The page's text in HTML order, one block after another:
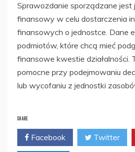
Sprawozdanie sporządzane jest
finansowy w celu dostarczenia
finansowych o jednostce. Dane
podmiotów, które chcą mieć
finansowe kwestie działalności.
pomocne przy podejmowaniu
lub wycofaniu z jednostki
SHARE
Facebook Twitter